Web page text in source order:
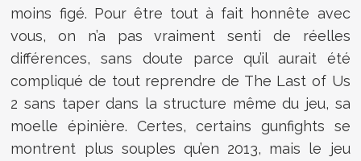
moins figé. Pour être tout à fait honnête avec
vous, on n’a pas vraiment senti de réelles
différences, sans doute parce qu’il aurait été
compliqué de tout reprendre de The Last of Us
2 sans taper dans la structure même du jeu, sa
moelle épinière. Certes, certains gunfights se
montrent plus souples qu’en 2013, mais le jeu